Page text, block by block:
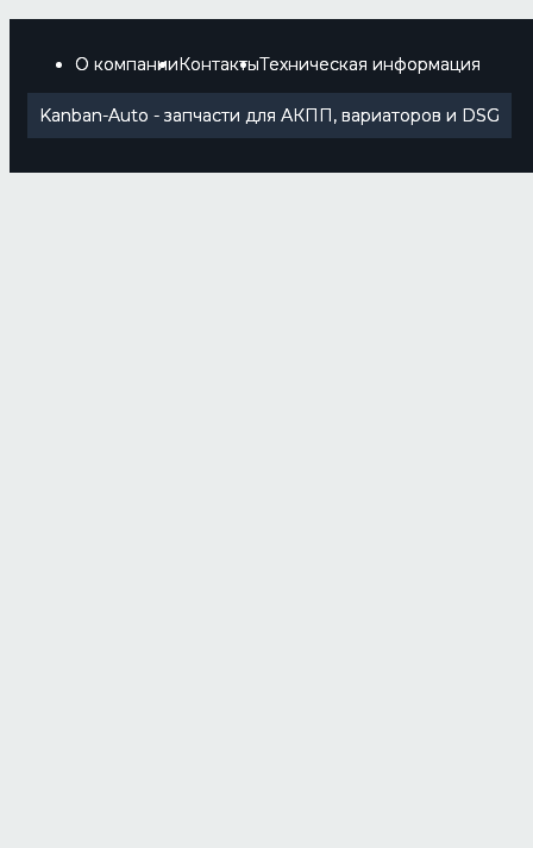
О компанииКонтактыТехническая информация
Kanban-Auto - запчасти для АКПП, вариаторов и DSG